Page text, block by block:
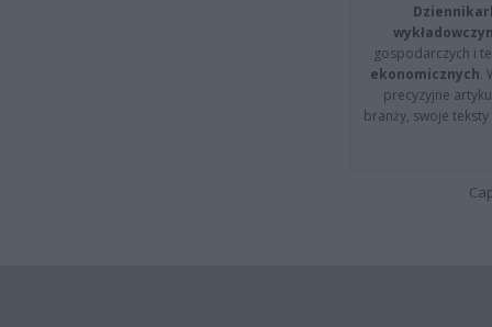
gospodarczych i
ekonomicznych.
precyzyjne
branży, swoje